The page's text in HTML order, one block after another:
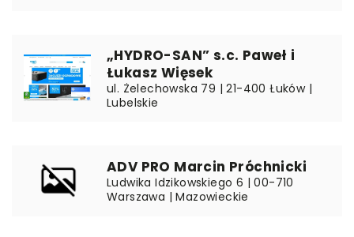
„HYDRO-SAN” s.c. Paweł i
Łukasz Więsek
ul. Żelechowska 79 | 21-400 Łuków |
Lubelskie
ADV PRO Marcin Próchnicki
Ludwika Idzikowskiego 6 | 00-710
Warszawa | Mazowieckie